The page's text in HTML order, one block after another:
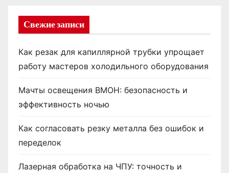
Свежие записи
Как резак для капиллярной трубки упрощает
работу мастеров холодильного оборудования
Мачты освещения ВМОН: безопасность и
эффективность ночью
Как согласовать резку металла без ошибок и
переделок
Лазерная обработка на ЧПУ: точность и